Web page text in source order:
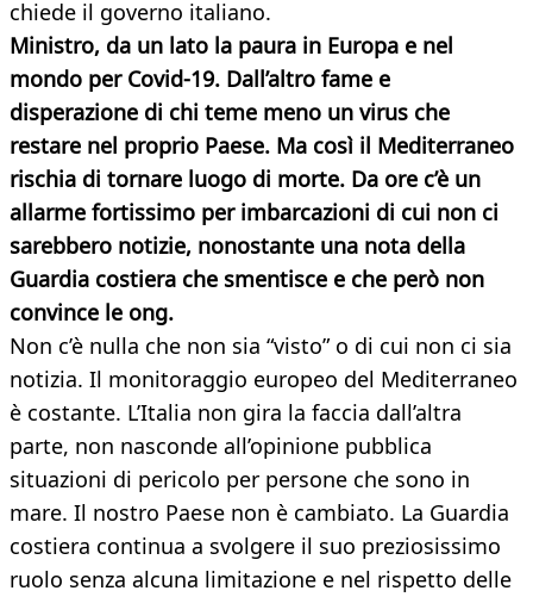
chiede il governo italiano.
Ministro, da un lato la paura in Europa e nel
mondo per Covid-19. Dall’altro fame e
disperazione di chi teme meno un virus che
restare nel proprio Paese. Ma così il Mediterraneo
rischia di tornare luogo di morte. Da ore c’è un
allarme fortissimo per imbarcazioni di cui non ci
sarebbero notizie, nonostante una nota della
Guardia costiera che smentisce e che però non
convince le ong.
Non c’è nulla che non sia “visto” o di cui non ci sia
notizia. Il monitoraggio europeo del Mediterraneo
è costante. L’Italia non gira la faccia dall’altra
parte, non nasconde all’opinione pubblica
situazioni di pericolo per persone che sono in
mare. Il nostro Paese non è cambiato. La Guardia
costiera continua a svolgere il suo preziosissimo
ruolo senza alcuna limitazione e nel rispetto delle